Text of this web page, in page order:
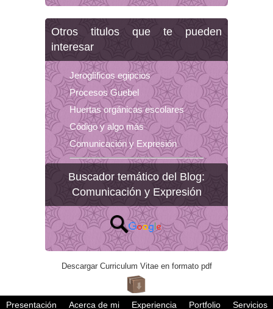
Otros titulos que te pueden
interesar
Jeroglíficos egipcios
Procesos Guebel
Huertas orgánicas escolares
Código y algo más
Comunicación y Expresión
Buscador temático del Blog:
Comunicación y Expresión
Descargar Curriculum Vitae en formato pdf
Presentación Acerca de mi Experiencia Portfolio Servicios